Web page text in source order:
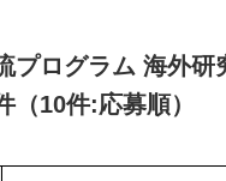
プログラム 海外研
（10件:応募順）